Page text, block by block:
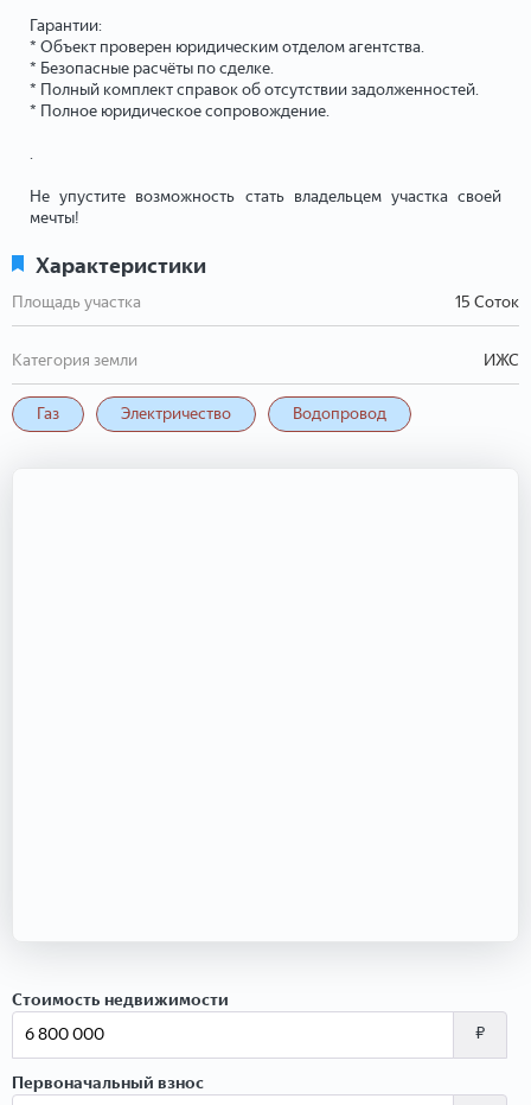
Гарантии:
* Объект проверен юридическим отделом агентства.
* Безопасные расчёты по сделке.
* Полный комплект справок об отсутствии задолженностей.
* Полное юридическое сопровождение.
.
Не упустите возможность стать владельцем участка своей
мечты!
Характеристики
Площадь участка 15 Соток
Категория земли ИЖС
Газ Электричество Водопровод
Стоимость недвижимости
₽
Первоначальный взнос